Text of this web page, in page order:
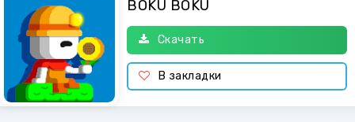
BOKU BOKU
Скачать
В закладки